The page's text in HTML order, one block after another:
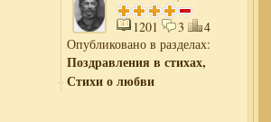
1201
3
4
Опубликовано в разделах:
Поздравления в стихах,
Стихи о любви